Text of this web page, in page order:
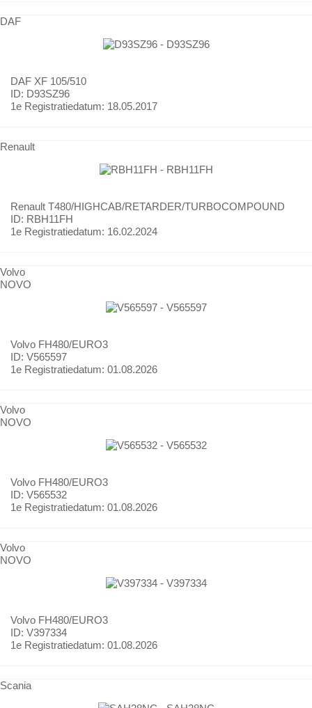
DAF
DAF XF 105/510
ID: D93SZ96
1e Registratiedatum: 18.05.2017
Renault
Renault T480/HIGHCAB/RETARDER/TURBOCOMPOUND
ID: RBH11FH
1e Registratiedatum: 16.02.2024
Volvo
NOVO
Volvo FH480/EURO3
ID: V565597
1e Registratiedatum: 01.08.2026
Volvo
NOVO
Volvo FH480/EURO3
ID: V565532
1e Registratiedatum: 01.08.2026
Volvo
NOVO
Volvo FH480/EURO3
ID: V397334
1e Registratiedatum: 01.08.2026
Scania